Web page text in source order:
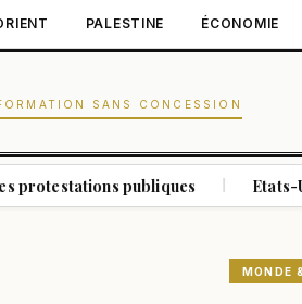
PALESTINE ÉCONOMIE
SANS CONCESSION
publiques | Etats-Unis : qui
MONDE